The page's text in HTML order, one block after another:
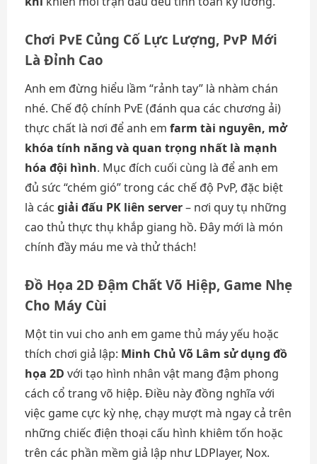
Chơi PvE Củng Cố Lực Lượng, PvP Mới
Là Đỉnh Cao
Anh em đừng hiểu lầm “rảnh tay” là nhàm chán
nhé. Chế độ chính PvE (đánh qua các chương ải)
thực chất là nơi để anh em farm tài nguyên, mở
khóa tính năng và quan trọng nhất là mạnh
hóa đội hình. Mục đích cuối cùng là để anh em
đủ sức “chém gió” trong các chế độ PvP, đặc biệt
là các giải đấu PK liên server– nơi quy tụ những
cao thủ thực thụ khắp giang hồ. Đây mới là món
chính đầy máu me và thử thách!
Đồ Họa 2D Đậm Chất Võ Hiệp, Game Nhẹ
Cho Máy Cùi
Một tin vui cho anh em game thủ máy yếu hoặc
thích chơi giả lập: Minh Chủ Võ Lâm sử dụng đồ
họa 2D với tạo hình nhân vật mang đậm phong
cách cổ trang võ hiệp. Điều này đồng nghĩa với
việc game cực kỳ nhẹ, chạy mượt mà ngay cả trên
những chiếc điện thoại cấu hình khiêm tốn hoặc
trên các phần mềm giả lập như LDPlayer, Nox.